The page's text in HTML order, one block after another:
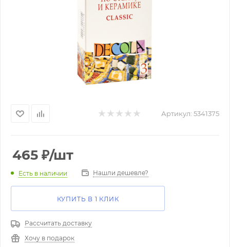
Артикул: 5341375
465 ₽/шт
Есть в наличии Нашли дешевле?
КУПИТЬ В 1 КЛИК
Рассчитать доставку
Хочу в подарок